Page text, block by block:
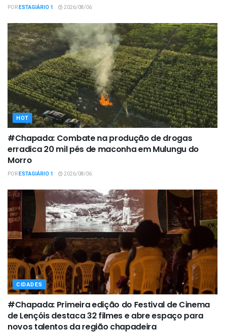
PORESTAGIÁRIO 1 2026/08/06
HOT
#Chapada: Combate na produção de drogas
erradica 20 mil pés de maconha em Mulungu do
Morro
PORESTAGIÁRIO 1 2026/08/06
CIDADES
#Chapada: Primeira edição do Festival de Cinema
de Lençóis destaca 32 filmes e abre espaço para
novos talentos da região chapadeira